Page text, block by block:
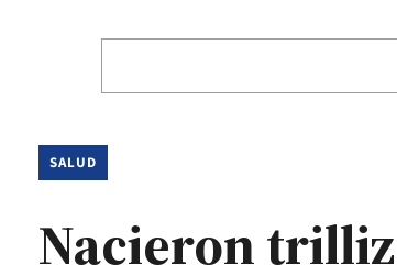
SALUD
Nacieron